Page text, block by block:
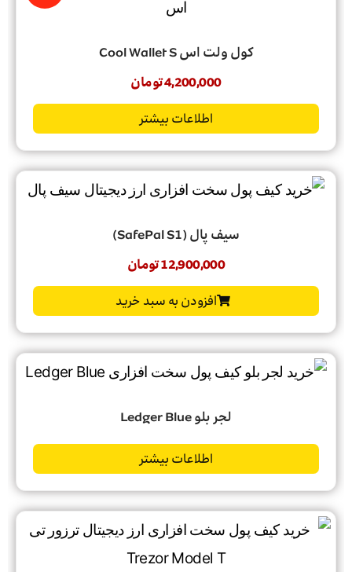
کول ولت اس Cool Wallet S
4,200,000تومان
اطلاعات بیشتر
سیف پال (SafePal S1)
12,900,000تومان
افزودن به سبد خرید
لجر بلو Ledger Blue
اطلاعات بیشتر